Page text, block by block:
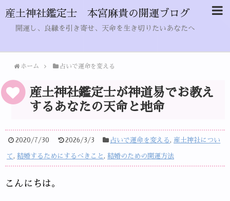
産土神社鑑定士 本宮麻貴の開運ブログ
開運し、良縁を引き寄せ、天命を生き切りたいあなたへ
ホーム 占いで運命を変える
産土神社鑑定士が神道易でお教え
するあなたの天命と地命
2020/7/30 2026/3/3 占いで運命を変える , 産土神社につい
て , 結婚するためにするべきこと , 結婚のための開運方法
こんにちは。